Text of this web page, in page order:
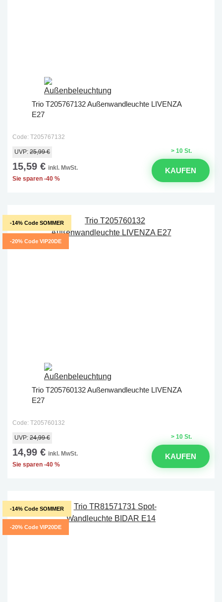
Trio T205767132 Außenwandleuchte LIVENZA
E27
Code: T205767132
> 10 St.
UVP: 25,99 €
15,59 € inkl. MwSt.
Sie sparen -40 %
KAUFEN
-14% Code SOMMER
-20% Code VIP20DE
Trio T205760132 Außenwandleuchte LIVENZA
E27
Code: T205760132
> 10 St.
UVP: 24,99 €
14,99 € inkl. MwSt.
Sie sparen -40 %
KAUFEN
-14% Code SOMMER
-20% Code VIP20DE